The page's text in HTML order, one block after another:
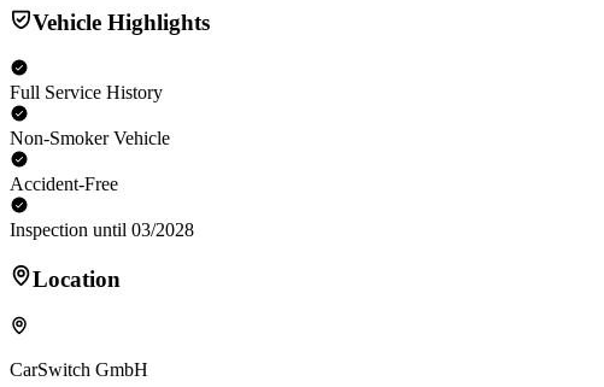
Vehicle Highlights
Full Service History
Non-Smoker Vehicle
Accident-Free
Inspection until 03/2028
Location
CarSwitch GmbH